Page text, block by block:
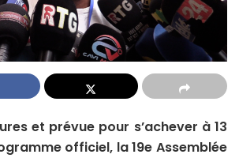
et prévue pour s’achever à 13
officiel, la 19e Assemblée